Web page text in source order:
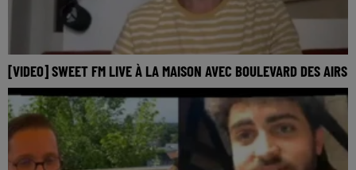
[VIDEO] SWEET FM LIVE À LA MAISON AVEC BOULEVARD DES AIRS